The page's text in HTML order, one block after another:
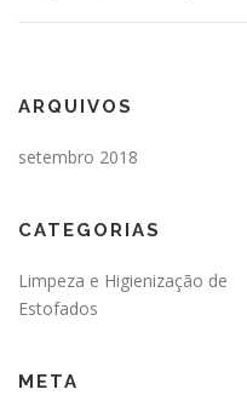
ARQUIVOS
setembro 2018
CATEGORIAS
Limpeza e Higienização de
Estofados
META